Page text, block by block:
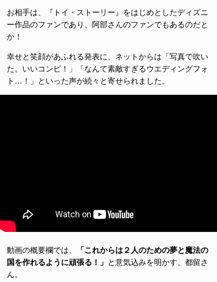
お相手は、『トイ・ストーリー』をはじめとしたディズニ
ー作品のファンであり、阿部さんのファンでもあるのだと
か！
幸せと笑顔があふれる発表に、ネットからは「写真で吹い
た。いいコンビ！」「なんて素敵すぎるウエディングフォ
ト…！」といった声が続々と寄せられました。
動画の概要欄では、
「これからは２人のための夢と魔法の
国を作れるように頑張る！」 と意気込みを明かす、都留さ
ん。